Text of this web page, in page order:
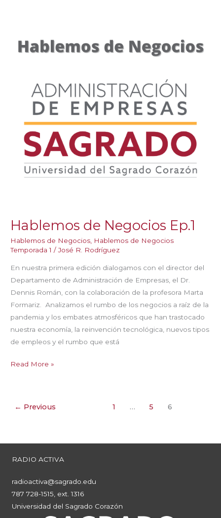
Hablemos de Negocios Ep.1
Hablemos de Negocios, Hablemos de Negocios
Temporada 1 /José R. Rodríguez
En nuestra primera edición dialogamos con el director del
Departamento de Administración de Empresas, el Dr.
Dennis Román, con la colaboración de la profesora Marta
Formariz. Analizamos el rumbo de los negocios a raíz de la
pandemia y los embates atmosféricos que han trastocado
nuestra economía, la reinvención tecnológica, nuevos tipos
de empleos y el rumbo que está
Hablemos
Read More »
← Previous 1 … 5 6
RADIO ACTIVA
radioactiva@sagrado.edu
787 728-1515, ext. 1316
Universidad del Sagrado Corazón